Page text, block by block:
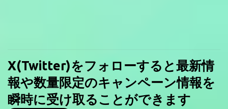
X(Twitter)をフォローすると最新情
報や数量限定のキャンペーン情報を
瞬時に受け取ることができます